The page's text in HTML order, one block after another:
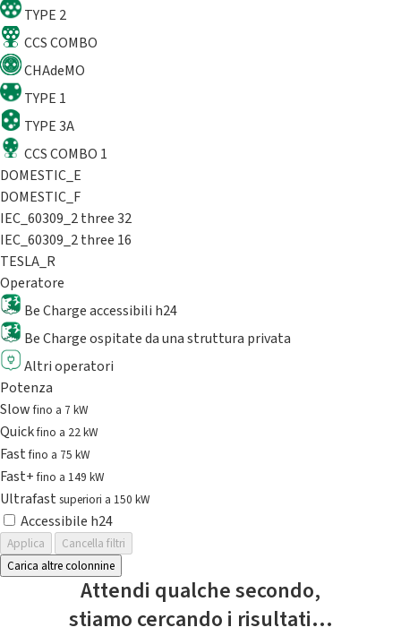
TYPE 2
CCS COMBO
CHAdeMO
TYPE 1
TYPE 3A
CCS COMBO 1
DOMESTIC_E
DOMESTIC_F
IEC_60309_2 three 32
IEC_60309_2 three 16
TESLA_R
Operatore
Be Charge accessibili h24
Be Charge ospitate da una struttura privata
Altri operatori
Potenza
Slowfino a 7 kW
Quickfino a 22 kW
Fastfino a 75 kW
Fast+fino a 149 kW
Ultrafast superiori a 150 kW
Accessibile h24
Applica
Cancella filtri
Carica altre colonnine
Attendi qualche secondo,
stiamo cercando i risultati...